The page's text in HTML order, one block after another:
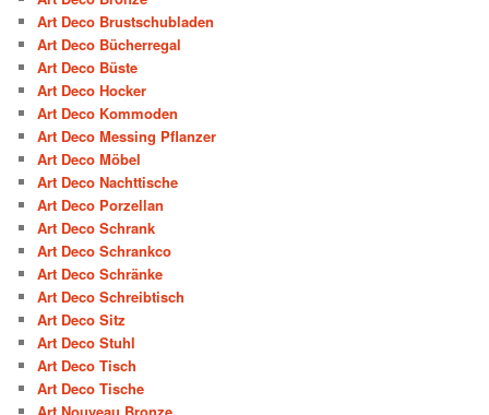
Art Deco Brustschubladen
Art Deco Bücherregal
Art Deco Büste
Art Deco Hocker
Art Deco Kommoden
Art Deco Messing Pflanzer
Art Deco Möbel
Art Deco Nachttische
Art Deco Porzellan
Art Deco Schrank
Art Deco Schrankco
Art Deco Schränke
Art Deco Schreibtisch
Art Deco Sitz
Art Deco Stuhl
Art Deco Tisch
Art Deco Tische